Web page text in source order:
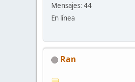
Mensajes: 44
En línea
Ran